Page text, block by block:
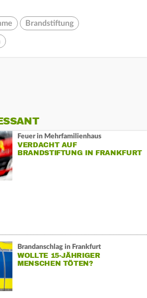
Brandstiftung
Feuer in Mehrfamilienhaus
VERDACHT AUF
BRANDSTIFTUNG IN FRANKFURT
Brandanschlag in Frankfurt
WOLLTE 15-JÄHRIGER
MENSCHEN TÖTEN?